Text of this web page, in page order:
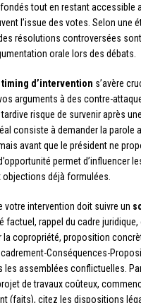
tout en restant accessible
l’issue des votes. Selon une
résolutions controversées
orale lors des débats.
timing d’intervention s’avère
arguments à des contre-
risque de survenir après
consiste à demander la parole
avant que le président ne
permet d’influencer
objections déjà formulées.
votre intervention doit suivre un
factuel, rappel du cadre
la copropriété, proposition
Conséquences-
les assemblées conflictuelles.
de travaux coûteux,
(faits), citez les dispositions